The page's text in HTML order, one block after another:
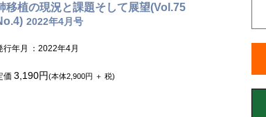
移植の現況と課題そして展望(Vol.75
2022年4月号
行年月 ：2022年4月
価 3,190円(本体2,900円 ＋ 税)